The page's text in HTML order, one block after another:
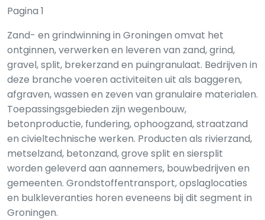
Pagina 1
Zand- en grindwinning in Groningen omvat het
ontginnen, verwerken en leveren van zand, grind,
gravel, split, brekerzand en puingranulaat. Bedrijven in
deze branche voeren activiteiten uit als baggeren,
afgraven, wassen en zeven van granulaire materialen.
Toepassingsgebieden zijn wegenbouw,
betonproductie, fundering, ophoogzand, straatzand
en civieltechnische werken. Producten als rivierzand,
metselzand, betonzand, grove split en siersplit
worden geleverd aan aannemers, bouwbedrijven en
gemeenten. Grondstoffentransport, opslaglocaties
en bulkleveranties horen eveneens bij dit segment in
Groningen.